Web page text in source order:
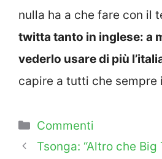
nulla ha a che fare con il
twitta tanto in inglese: a
vederlo usare di più
capire a tutti che sempre
Categorie
Commenti
Tsonga: “Altro che